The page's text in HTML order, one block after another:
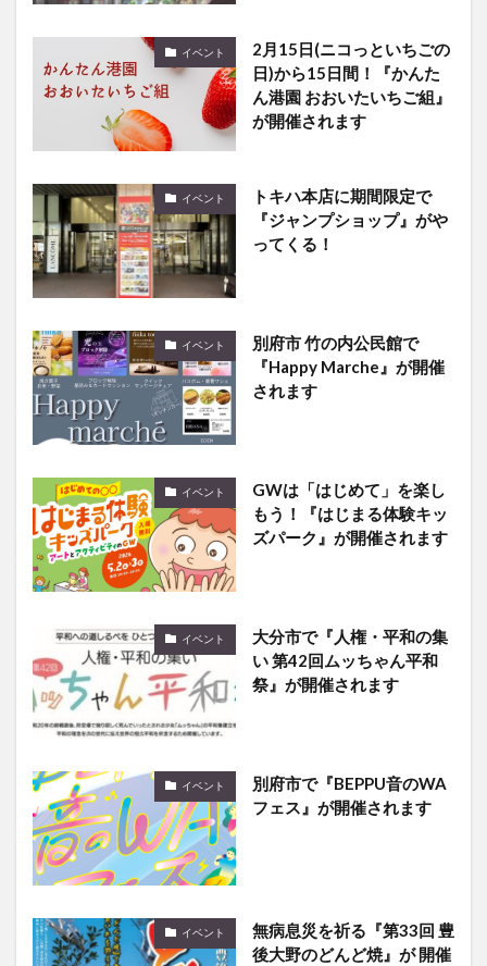
イベント
2月15日(ニコっといちごの
日)から15日間！『かんた
ん港園 おおいたいちご組』
が開催されます
イベント
トキハ本店に期間限定で
『ジャンプショップ』がや
ってくる！
イベント
別府市 竹の内公民館で
『Happy Marche』が開催
されます
イベント
GWは「はじめて」を楽し
もう！『はじまる体験キッ
ズパーク』が開催されます
イベント
大分市で『人権・平和の集
い 第42回ムッちゃん平和
祭』が開催されます
イベント
別府市で『BEPPU音のWA
フェス』が開催されます
イベント
無病息災を祈る『第33回 豊
後大野のどんど焼』が 開催